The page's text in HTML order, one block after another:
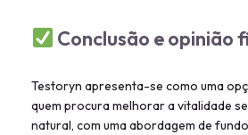
Conclusão e opinião
Testoryn apresenta-se como uma
quem procura melhorar a vitalidade
natural, com uma abordagem de